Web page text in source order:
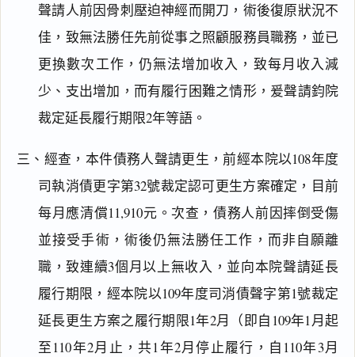
聲請人前因骨刺壓迫神經而開刀，術後復原狀況不
佳，致無法勝任先前從事之照顧服務員職務，並已
更換數次工作，仍無法增加收入，致每月收入減
少、支出增加，而有履行困難之情形，爰聲請鈞院
裁定延長履行期限2年等語。
三、經查，本件債務人聲請更生，前經本院以108年度
司執消債更字第32號裁定認可更生方案確定，目前
每月應清償11,910元。次查，債務人前因摔倒受傷
並接受手術，術後仍無法勝任工作，而非自願離
職，致連續3個月以上無收入，並向本院聲請延長
履行期限，經本院以109年度司消債聲字第1號裁定
延長更生方案之履行期限1年2月（即自109年1月起
至110年2月止，共1年2月停止履行，自110年3月